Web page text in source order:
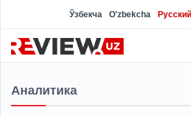
Ўзбекча O'zbekcha Русский
Аналитика